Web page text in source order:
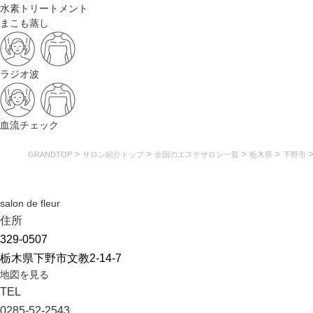
水素トリートメント
まこも蒸し
ラジオ波
血流チェック
GRANDTOP > サロン紹介トップ > 全国のエステサロン一覧 > 栃木県 > 下野市 >
salon de fleur
住所
329-0507
栃木県下野市文教2-14-7
地図を見る
TEL
0285-52-2543